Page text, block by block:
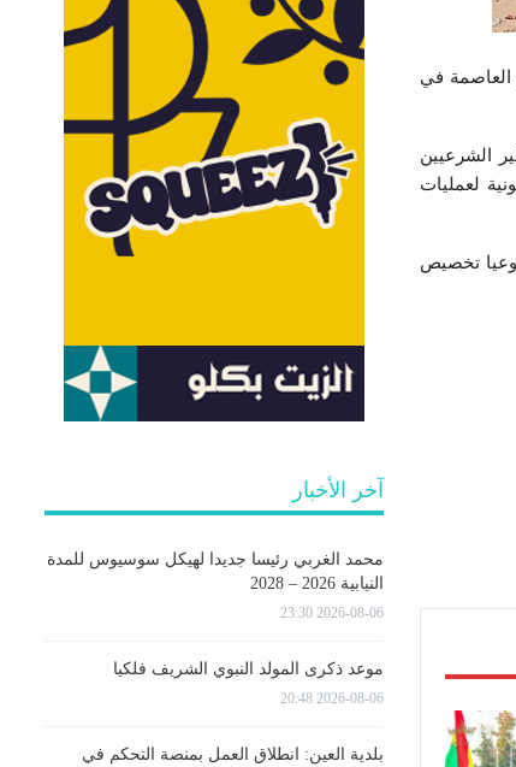
الصحراء (58 مهاجرا)، من تونس العاصمة في
الشرعيين
لعمليات
تخصيص
آخر الأخبار
محمد الغربي رئيسا جديدا لهيكل سوسيوس للمدة
النيابية 2026 – 2028
2026-08-06 23:30
موعد ذكرى المولد النبوي الشريف فلكيا
2026-08-06 20:48
بلدية العين: انطلاق العمل بمنصة التحكم في